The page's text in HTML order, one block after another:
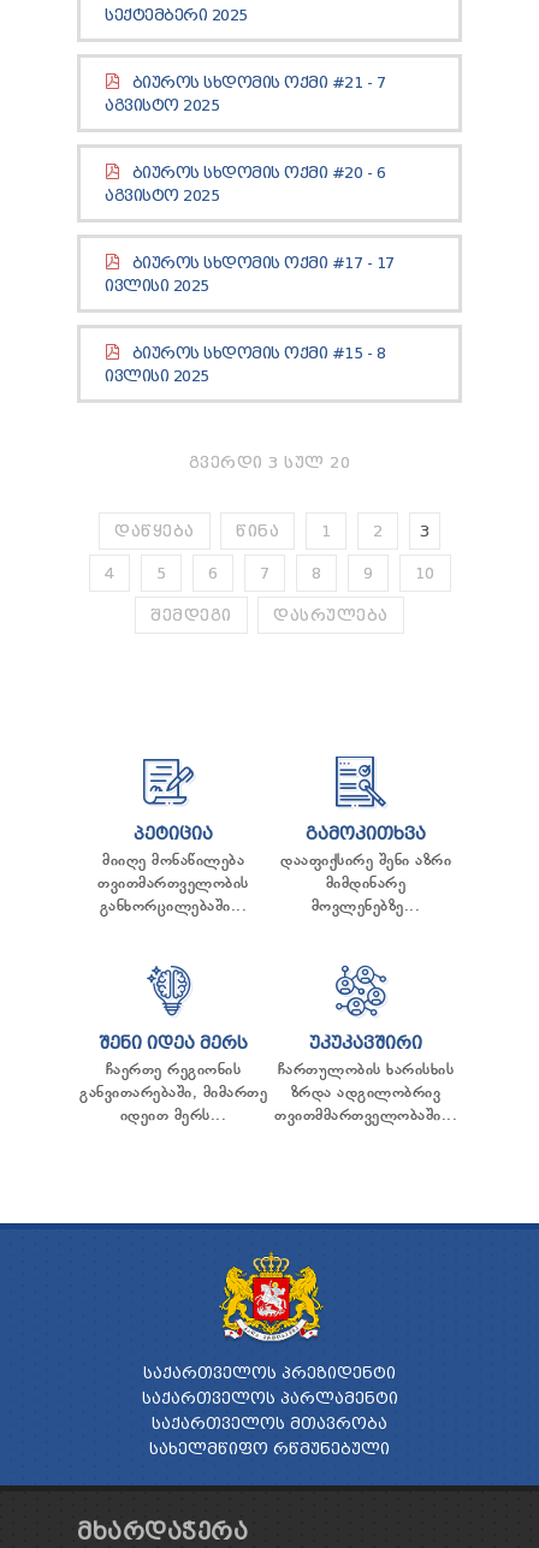
ᲢᲔᲜᲓᲔᲠᲔᲑᲘ
ᲞᲠᲔᲖᲘᲓᲔᲜᲢᲘᲡᲗᲕᲘᲡ ᲓᲐ
ᲞᲐᲠᲚᲐᲛᲔᲜᲢᲘᲡᲗᲕᲘᲡ ᲬᲐᲠᲡᲐᲓᲒᲔᲜᲘ ᲐᲜᲒᲐᲠᲘᲨᲘ
ᲡᲐᲯᲐᲠᲝ ᲘᲜᲤᲝᲠᲛᲐᲪᲘᲘᲡ ᲛᲝᲗᲮᲝᲕᲜᲐ
ᲞᲔᲠᲡᲝᲜᲐᲚᲣᲠ ᲛᲝᲜᲐᲪᲔᲛᲗᲐ ᲓᲐᲪᲕᲘᲡ
ᲝᲤᲘᲪᲔᲠᲘ
ᲡᲐᲛᲐᲠᲗᲚᲔᲑᲠᲘᲕᲘ ᲒᲐᲓᲐᲬᲧᲕᲔᲢᲘᲚᲔᲑᲔᲑᲘ
ᲒᲐᲡᲐᲩᲘᲕᲠᲔᲑᲘᲡ ᲬᲔᲡᲔᲑᲘ
ᲡᲔᲥᲢᲔᲛᲑᲔᲠᲘ 2025
ᲑᲘᲣᲠᲝᲡ ᲡᲮᲓᲝᲛᲘᲡ ᲝᲥᲛᲘ #21 - 7
ᲐᲒᲕᲘᲡᲢᲝ 2025
ᲑᲘᲣᲠᲝᲡ ᲡᲮᲓᲝᲛᲘᲡ ᲝᲥᲛᲘ #20 - 6
ᲐᲒᲕᲘᲡᲢᲝ 2025
ᲑᲘᲣᲠᲝᲡ ᲡᲮᲓᲝᲛᲘᲡ ᲝᲥᲛᲘ #17 - 17
ᲘᲕᲚᲘᲡᲘ 2025
ᲑᲘᲣᲠᲝᲡ ᲡᲮᲓᲝᲛᲘᲡ ᲝᲥᲛᲘ #15 - 8
ᲘᲕᲚᲘᲡᲘ 2025
ᲒᲕᲔᲠᲓᲘ 3 ᲡᲣᲚ 20
ᲓᲐᲬᲧᲔᲑᲐ ᲬᲘᲜᲐ 1 2 3
4 5 6 7 8 9 10
ᲨᲔᲛᲓᲔᲒᲘ ᲓᲐᲡᲠᲣᲚᲔᲑᲐ
ᲞᲔᲢᲘᲪᲘᲐ
მიიღე მონაწილება
თვითმართველობის
განხორცილებაში...
ᲒᲐᲛᲝᲙᲘᲗᲮᲕᲐ
დააფიქსირე შენი აზრი
მიმდინარე
მოვლენებზე...
ᲨᲔᲜᲘ ᲘᲓᲔᲐ ᲛᲔᲠᲡ
ჩაერთე რეგიონის
განვითარებაში, მიმართე
იდეით მერს...
ᲣᲙᲣᲙᲐᲕᲨᲘᲠᲘ
ჩართულობის ხარისხის
ზრდა ადგილობრივ
თვითმმართველობაში...
ᲡᲐᲥᲐᲠᲗᲕᲔᲚᲝᲡ ᲞᲠᲔᲖᲘᲓᲔᲜᲢᲘ
ᲡᲐᲥᲐᲠᲗᲕᲔᲚᲝᲡ ᲞᲐᲠᲚᲐᲛᲔᲜᲢᲘ
ᲡᲐᲥᲐᲠᲗᲕᲔᲚᲝᲡ ᲛᲗᲐᲕᲠᲝᲑᲐ
ᲡᲐᲮᲔᲚᲛᲬᲘᲤᲝ ᲠᲬᲛᲣᲜᲔᲑᲣᲚᲘ
ᲛᲮᲐᲠᲓᲐᲭᲔᲠᲐ